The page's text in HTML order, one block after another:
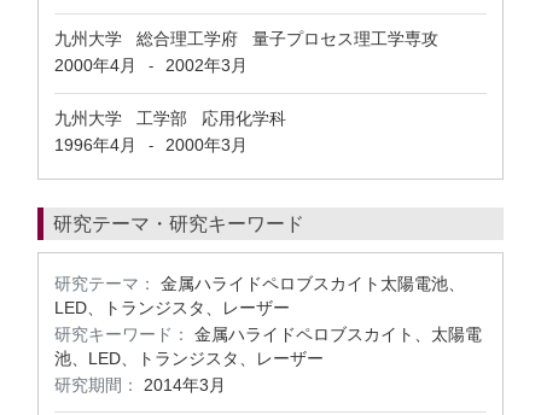
九州大学 総合理工学府 量子プロセス理工学専攻
2000年4月
- 2002年3月
九州大学 工学部 応用化学科
1996年4月
- 2000年3月
研究テーマ・研究キーワード
研究テーマ：
金属ハライドペロブスカイト太陽電池、
LED、トランジスタ、レーザー
研究キーワード：
金属ハライドペロブスカイト、太陽電
池、LED、トランジスタ、レーザー
研究期間：
2014年3月